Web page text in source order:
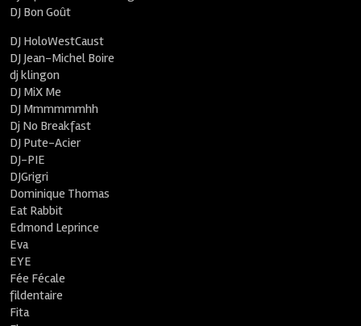
DJ Bon Goût
DJ HoloWestCaust
DJ Jean-Michel Boire
dj klingon
DJ MiX Me
DJ Mmmmmmhh
Dj No Breakfast
DJ Pute-Acier
DJ-PIE
DJGrigri
Dominique Thomas
Eat Rabbit
Edmond Leprince
Eva
EYE
Fée Fécale
fildentaire
Fita